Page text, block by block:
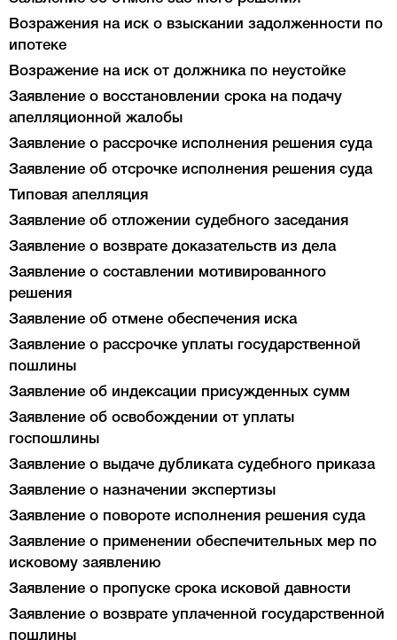
Возражения на иск о взыскании задолженности по
ипотеке
Возражение на иск от должника по неустойке
Заявление о восстановлении срока на подачу
апелляционной жалобы
Заявление о рассрочке исполнения решения суда
Заявление об отсрочке исполнения решения суда
Типовая апелляция
Заявление об отложении судебного заседания
Заявление о возврате доказательств из дела
Заявление о составлении мотивированного
решения
Заявление об отмене обеспечения иска
Заявление о рассрочке уплаты государственной
пошлины
Заявление об индексации присужденных сумм
Заявление об освобождении от уплаты
госпошлины
Заявление о выдаче дубликата судебного приказа
Заявление о назначении экспертизы
Заявление о повороте исполнения решения суда
Заявление о применении обеспечительных мер по
исковому заявлению
Заявление о пропуске срока исковой давности
Заявление о возврате уплаченной государственной
пошлины